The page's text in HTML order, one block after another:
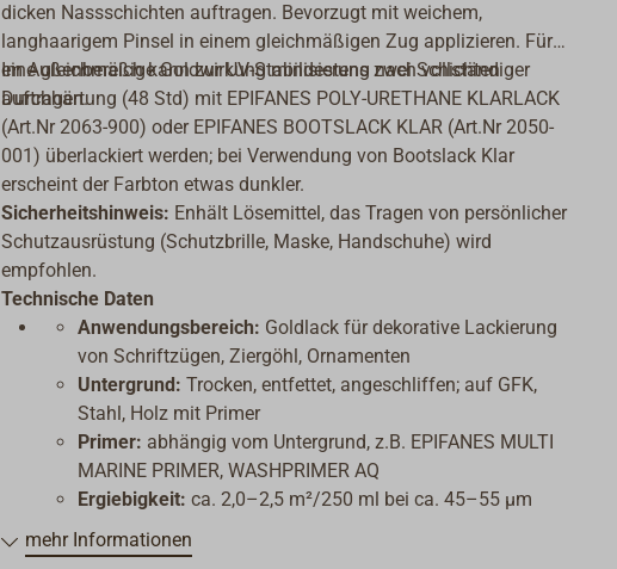
dicken Nassschichten auftragen. Bevorzugt mit weichem,
langhaarigem Pinsel in einem gleichmäßigen Zug applizieren. Für
eine gleichmäßige Goldwirkung mindestens zwei Schichten
auftragen.
Im Außenbereich kann zur UV-Stabilisierung nach vollständiger
Durchhärtung (48 Std) mit EPIFANES POLY-URETHANE KLARLACK
(Art.Nr 2063-900) oder EPIFANES BOOTSLACK KLAR (Art.Nr 2050-
001) überlackiert werden; bei Verwendung von Bootslack Klar
erscheint der Farbton etwas dunkler.
Sicherheitshinweis: Enhält Lösemittel, das Tragen von persönlicher
Schutzausrüstung (Schutzbrille, Maske, Handschuhe) wird
empfohlen.
Technische Daten
Anwendungsbereich: Goldlack für dekorative Lackierung
von Schriftzügen, Ziergöhl, Ornamenten
Untergrund: Trocken, entfettet, angeschliffen; auf GFK,
Stahl, Holz mit Primer
Primer: abhängig vom Untergrund, z.B. EPIFANES MULTI
MARINE PRIMER, WASHPRIMER AQ
Ergiebigkeit: ca. 2,0–2,5 m²/250 ml bei ca. 45–55 µm
Trockenschicht
Verdünnung:EPIFANES FARBVERDÜNNER (Art.Nr. 2059-
mehr Informationen